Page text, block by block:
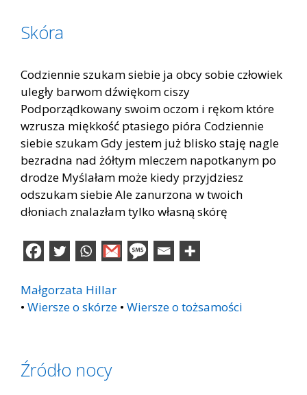
Skóra
Codziennie szukam siebie ja obcy sobie człowiek
uległy barwom dźwiękom ciszy
Podporządkowany swoim oczom i rękom które
wzrusza miękkość ptasiego pióra Codziennie
siebie szukam Gdy jestem już blisko staję nagle
bezradna nad żółtym mleczem napotkanym po
drodze Myślałam może kiedy przyjdziesz
odszukam siebie Ale zanurzona w twoich
dłoniach znalazłam tylko własną skórę
Małgorzata Hillar
• Wiersze o skórze • Wiersze o tożsamości
Źródło nocy